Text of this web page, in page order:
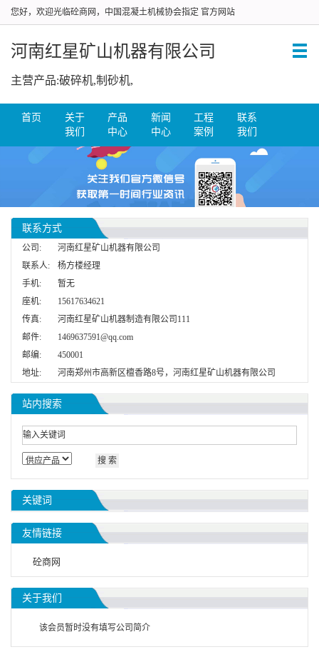
您好，欢迎光临砼商网，中国混凝土机械协会指定 官方网站
河南红星矿山机器有限公司
主营产品:破碎机,制砂机,
首页
关于
我们
产品
中心
新闻
中心
工程
案例
联系
我们
联系方式
公司:
河南红星矿山机器有限公司
联系人:
杨方楼经理
手机:
暂无
座机:
15617634621
传真:
河南红星矿山机器制造有限公司111
邮件:
1469637591@qq.com
邮编:
450001
地址:
河南郑州市高新区檀香路8号，河南红星矿山机器有限公司
站内搜索
关键词
友情链接
砼商网
关于我们
该会员暂时没有填写公司简介